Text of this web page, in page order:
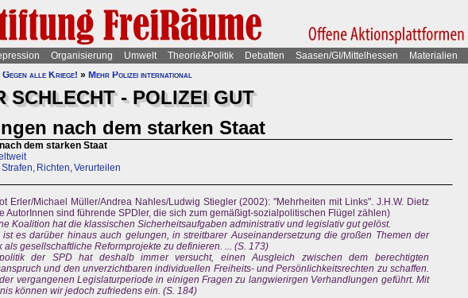
Organisierung Umwelt Theorie&Politik Debatten Saasen/GI/Mittelhessen Materialien
Gegen alle Kriege! » Mehr Polizei international
SCHLECHT - POLIZEI GUT
nach dem starken Staat
dem starken Staat
Richten, Verurteilen
Erler/Michael Müller/Andrea Nahles/Ludwig Stiegler (2002): "Mehrheiten mit Links". J.H.W. Dietz
AutorInnen sind führende SPDler, die sich zum gemäßigt-sozialpolitischen Flügel zählen)
Koalition hat die klassischen Sicherheitsaufgaben administrativ und legislativ gut gelöst.
ist es darüber hinaus auch gelungen, in streitbarer Auseinandersetzung die großen Themen der
als gesellschaftliche Reformprojekte zu definieren. ... (S. 173)
der SPD hat deshalb immer versucht, einen Ausgleich zwischen dem berechtigten
und den unverzichtbaren individuellen Freiheits- und Persönlichkeitsrechten zu schaffen.
vergangenen Legislaturperiode in einigen Fragen zu langwierirgen Verhandlungen geführt. Mit
können wir jedoch zufriedens ein. (S. 184)